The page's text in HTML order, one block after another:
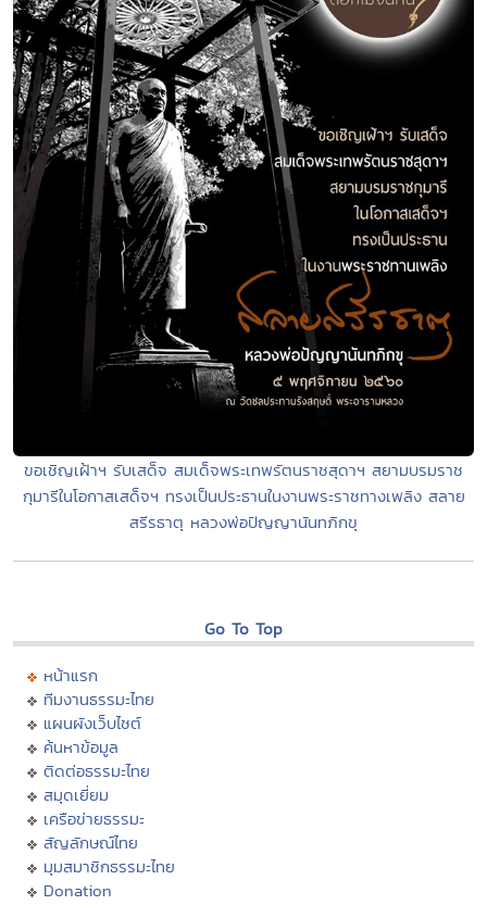
ขอเชิญเฝ้าฯ รับเสด็จ สมเด็จพระเทพรัตนราชสุดาฯ สยามบรมราช
กุมารีในโอกาสเสด็จฯ ทรงเป็นประธานในงานพระราชทางเพลิง สลาย
สรีรธาตุ หลวงพ่อปัญญานันทภิกขุ
Go To Top
หน้าแรก
ทีมงานธรรมะไทย
แผนผังเว็บไซต์
ค้นหาข้อมูล
ติดต่อธรรมะไทย
สมุดเยี่ยม
เครือข่ายธรรมะ
สัญลักษณ์ไทย
มุมสมาชิกธรรมะไทย
Donation